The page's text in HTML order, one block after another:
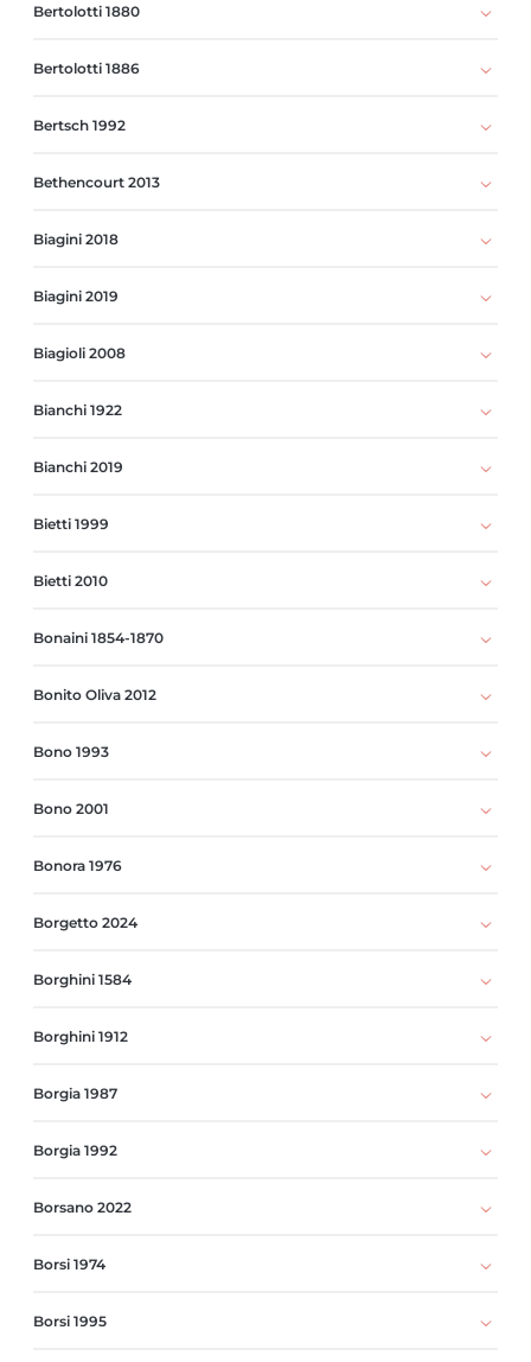
Bertolotti 1880
Bertolotti 1886
Bertsch 1992
Bethencourt 2013
Biagini 2018
Biagini 2019
Biagioli 2008
Bianchi 1922
Bianchi 2019
Bietti 1999
Bietti 2010
Bonaini 1854-1870
Bonito Oliva 2012
Bono 1993
Bono 2001
Bonora 1976
Borgetto 2024
Borghini 1584
Borghini 1912
Borgia 1987
Borgia 1992
Borsano 2022
Borsi 1974
Borsi 1995